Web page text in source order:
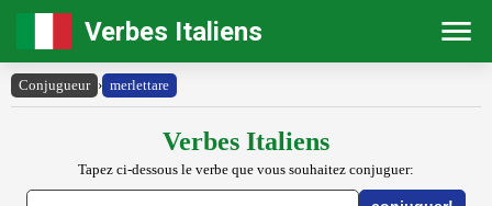
Verbes Italiens
Conjugueur › merlettare
Verbes Italiens
Tapez ci-dessous le verbe que vous souhaitez conjuguer: